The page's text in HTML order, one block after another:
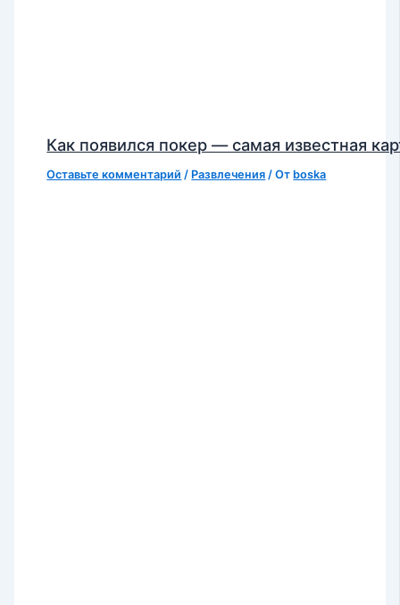
Как появился покер — самая известная
Оставьте комментарий / Развлечения / От boska